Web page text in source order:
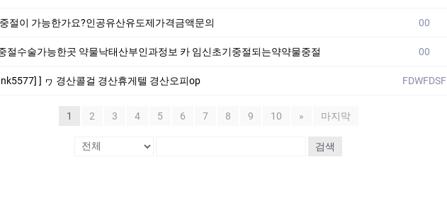
절이 가능한가요?인공유산유도제가격금액문의 00
절수술가능한곳 약물낙태산부인과정보 카 임신초기중절되는약약물중절 00
] ヮ 경산콜걸 경산휴게텔 경산오피op FDWFDSF
1 2 3 4 5 6 7 8 9 10 » 마지막
검색